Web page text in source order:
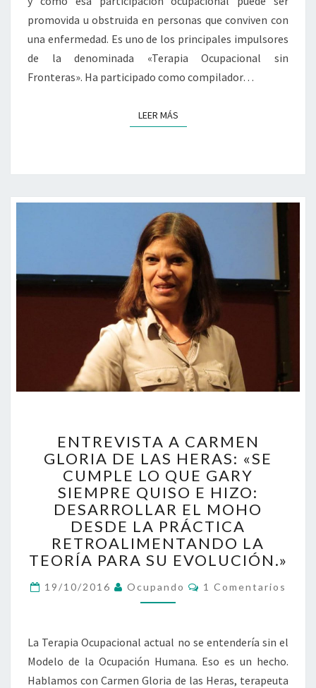
promovida u obstruida en personas que conviven con
una enfermedad. Es uno de los principales impulsores
de la denominada «Terapia Ocupacional sin
Fronteras». Ha participado como compilador…
LEER MÁSLEER MÁS
A
CARMEN
GLORIA
DE
LAS
HERAS:
«SE
CUMPLE
LO
QUE
E
HIZO:
DESARROLLAR
ENTREVISTA A CARMEN
GLORIA DE LAS HERAS: «SE
CUMPLE LO QUE GARY
SIEMPRE QUISO E HIZO:
DESARROLLAR EL MOHO
DESDE LA PRÁCTICA
RETROALIMENTANDO LA
TEORÍA PARA SU EVOLUCIÓN.»
19/10/2016 Ocupando Comentarios
1 Comentarios
La Terapia Ocupacional actual no se entendería sin el
Modelo de la Ocupación Humana. Eso es un hecho.
Hablamos con Carmen Gloria de las Heras, terapeuta